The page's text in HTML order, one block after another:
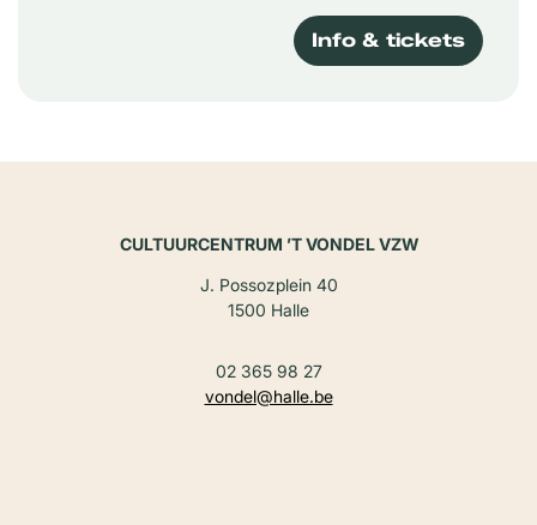
Info & tickets
CULTUURCENTRUM ’T VONDEL VZW
J. Possozplein 40
1500 Halle
02 365 98 27
vondel@halle.be